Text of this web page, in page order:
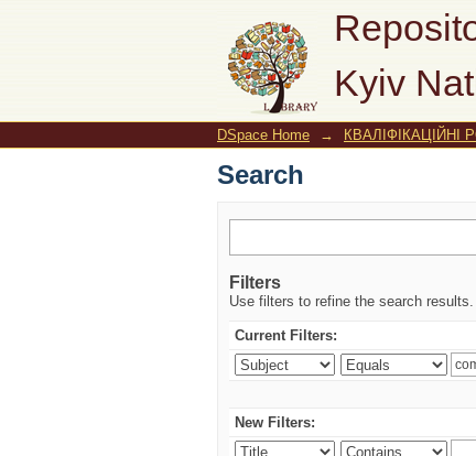
Kyiv
Search
DSpace Home → КВАЛІФІКАЦІЙНІ
Search
Filters
Use filters to refine the search results.
Current Filters:
New Filters: